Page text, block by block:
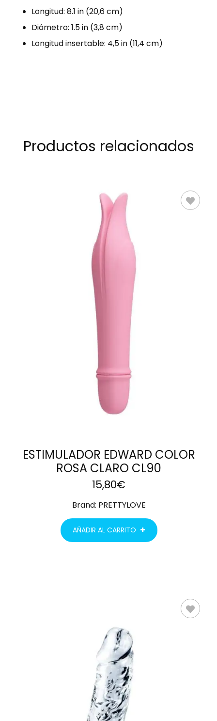
Longitud: 8.1 in (20,6 cm)
Diámetro: 1.5 in (3,8 cm)
Longitud insertable: 4,5 in (11,4 cm)
Productos relacionados
AÑADIR AL
CARRITO
ESTIMULADOR EDWARD COLOR
ROSA CLARO CL90
15,80€
Brand: PRETTYLOVE
AÑADIR AL CARRITO
LEER MÁS